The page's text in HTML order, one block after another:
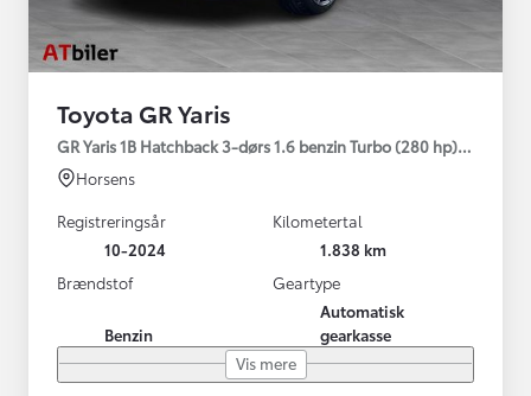
Toyota GR Yaris
GR Yaris 1B Hatchback 3-dørs 1.6 benzin Turbo (280 hp) Aut.
Horsens
Registreringsår
10-2024
Kilometertal
1.838 km
Brændstof
Benzin
Geartype
Automatisk
gearkasse
Vis mere